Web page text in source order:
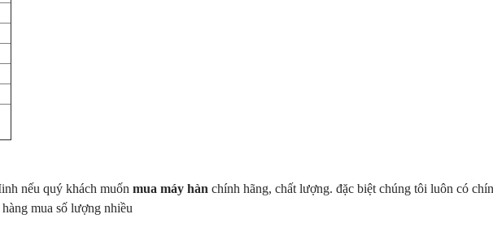
nếu quý khách muốn mua máy hàn chính hãng, chất lượng. đặc biệt chúng tôi luôn có
mua số lượng nhiều